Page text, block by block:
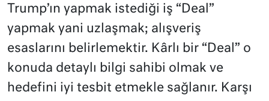
Trump’ın yapmak istediği iş “Deal”
yapmak yani uzlaşmak; alışveriş
esaslarını belirlemektir. Kârlı bir “Deal” o
konuda detaylı bilgi sahibi olmak ve
hedefini iyi tesbit etmekle sağlanır. Karşı